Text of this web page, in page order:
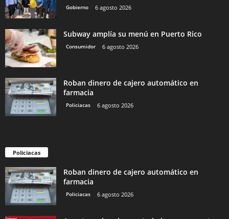
Gobierno 6 agosto 2026
Subway amplía su menú en Puerto Rico
Consumidor 6 agosto 2026
Roban dinero de cajero automático en
farmacia
Policiacas 6 agosto 2026
Policiacas
Roban dinero de cajero automático en
farmacia
Policiacas 6 agosto 2026